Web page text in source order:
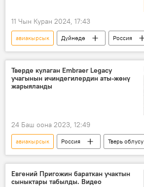
11 Чын Куран 2024, 17:43
авиакырсык Дүйнөдө
Россия
Смоленск
Польша
өлүм
Лех Качиньский
Тверде кулаган Embraer Legacy
учагынын ичиндегилердин аты-жөнү
жарыяланды
24 Баш оона 2023, 12:49
авиакырсык Россия
Тверь облусу
Евгений Пригожин
"Вагнер" тобу
Евгений Пригожин бараткан учактын
сыныктары табылды. Видео